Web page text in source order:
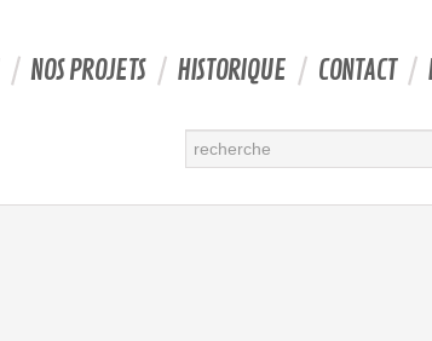
NOS PROJETS HISTORIQUE CONTACT